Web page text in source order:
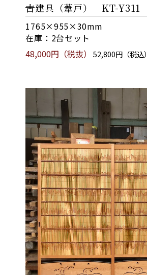
古建具（葦戸） KT-Y311
1765×955×30mm
在庫：2台セット
48,000円（税抜）
52,800円（税込）